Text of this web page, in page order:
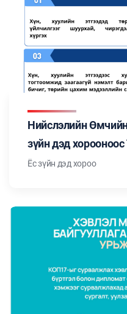
Нийслэлийн
зүйн дэд
ёс зүйн тухай
байна. Цуврал №3
Ёс зүйн дэд хороо